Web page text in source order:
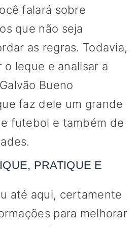
falará sobre
que não seja
as regras. Todavia,
o leque e analisar a
Bueno
faz dele um grande
futebol e também de
PRATIQUE E
até aqui, certamente
para melhorar